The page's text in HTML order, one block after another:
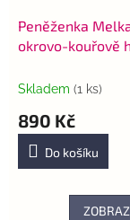
Peněženka
okrovo-kouřově
Skladem (1 ks)
890 Kč
Do košíku